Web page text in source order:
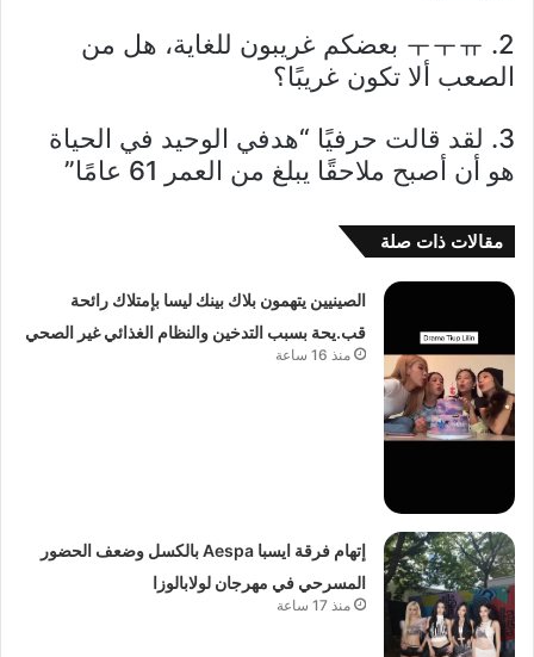
2. ㅜㅜㅠ بعضكم غريبون للغاية، هل من
الصعب ألا تكون غريبًا؟
3. لقد قالت حرفيًا “هدفي الوحيد في الحياة
هو أن أصبح ملاحقًا يبلغ من العمر 61 عامًا”
مقالات ذات صلة
الصينيين يتهمون بلاك بينك ليسا بإمتلاك رائحة
قب.يحة بسبب التدخين والنظام الغذائي غير الصحي
منذ 16 ساعة
إتهام فرقة ايسبا Aespa بالكسل وضعف الحضور
المسرحي في مهرجان لولابالوزا
منذ 17 ساعة